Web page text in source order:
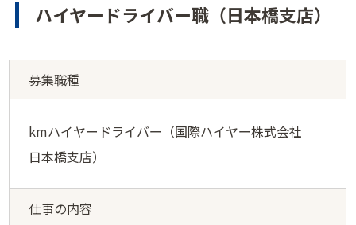
ハイヤードライバー職（日本橋支店）
募集職種
kmハイヤードライバー（国際ハイヤー株式会社
日本橋支店）
仕事の内容